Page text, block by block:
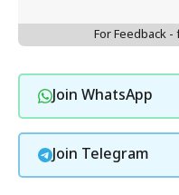
For Feedback
Join WhatsApp
Join Telegram